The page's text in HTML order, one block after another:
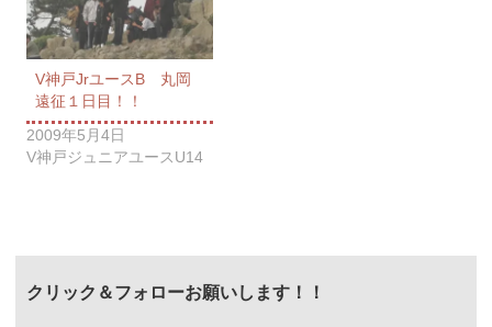
V神戸JrユースB 丸岡
遠征１日目！！
2009年5月4日
V神戸ジュニアユースU14
クリック＆フォローお願いします！！